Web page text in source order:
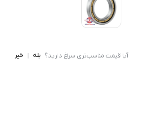
آیا قیمت مناسب‌تری سراغ دارید؟ بله | خیر